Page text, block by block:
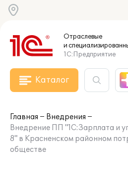
Отраслевые
и
1С:Предприятие
Каталог
Главная
Внедрения
Внедрение ПП "1С:Зарплата и
8" в Красненском районном
обществе